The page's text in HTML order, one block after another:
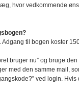
hvor vedkommende
. Adgang til bogen koster
bruger nu” og bruge
med den samme mail,
ved login.